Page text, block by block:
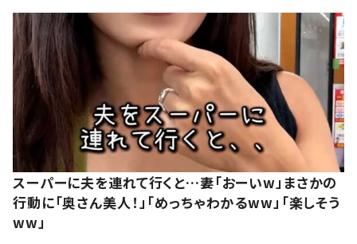
スーパーに夫を連れて行くと…妻「おーいw」まさかの
行動に「奥さん美人！」「めっちゃわかるww」「楽しそう
ww」